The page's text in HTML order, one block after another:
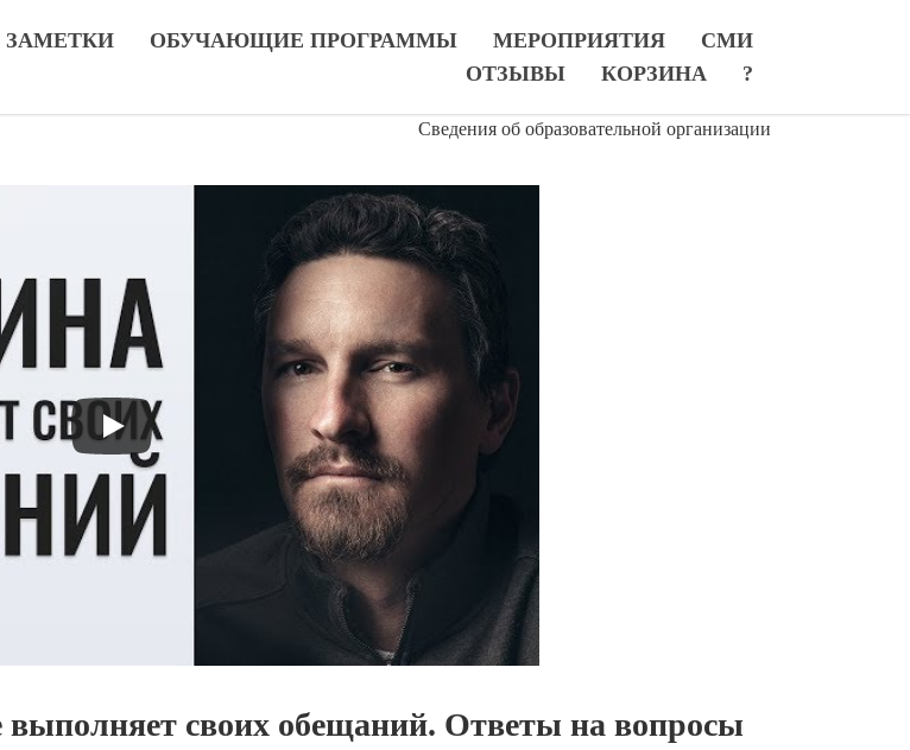
ЗАМЕТКИ ОБУЧАЮЩИЕ ПРОГРАММЫ МЕРОПРИЯТИЯ
СМИ
ОТЗЫВЫ
КОРЗИНА ?
Сведения об образовательной организации
своих обещаний. Ответы на вопросы